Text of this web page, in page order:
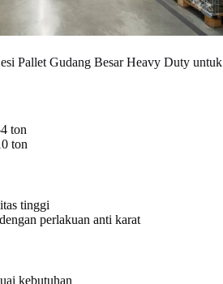
Pallet Gudang Besar Heavy Duty untuk
ton
ton
tinggi
perlakuan anti karat
kebutuhan